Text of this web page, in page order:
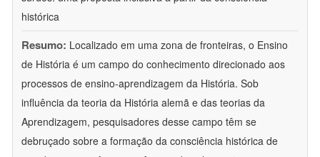
histórica
Resumo: Localizado em uma zona de fronteiras, o Ensino
de História é um campo do conhecimento direcionado aos
processos de ensino-aprendizagem da História. Sob
influência da teoria da História alemã e das teorias da
Aprendizagem, pesquisadores desse campo têm se
debruçado sobre a formação da consciência histórica de